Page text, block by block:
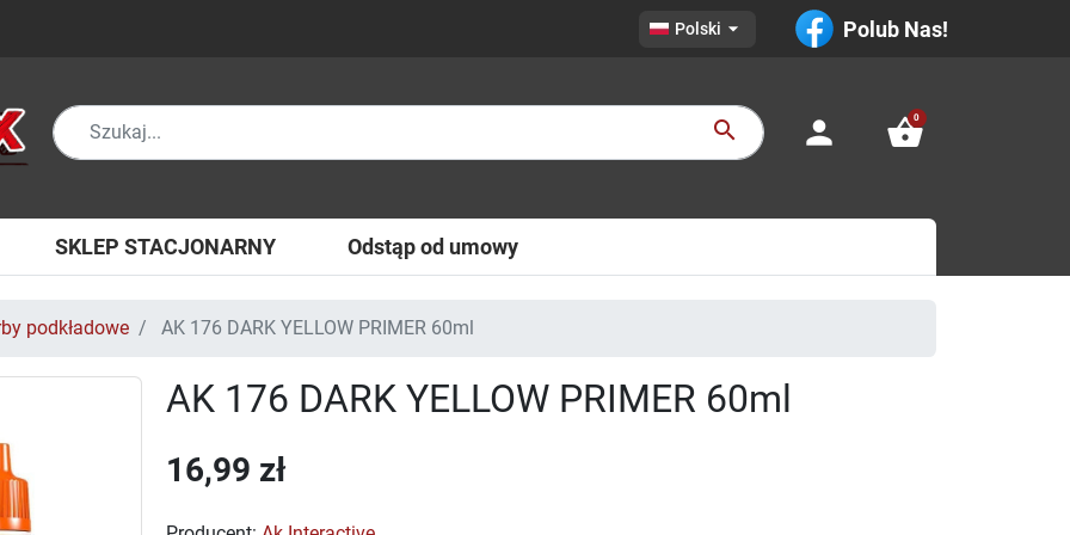
Polski  Polub Nas!
search person shopping_basket
0
SKLEP STACJONARNY Odstąp od umowy
podkładowe AK 176 DARK YELLOW PRIMER 60ml
AK 176 DARK YELLOW PRIMER 60ml
16,99 zł